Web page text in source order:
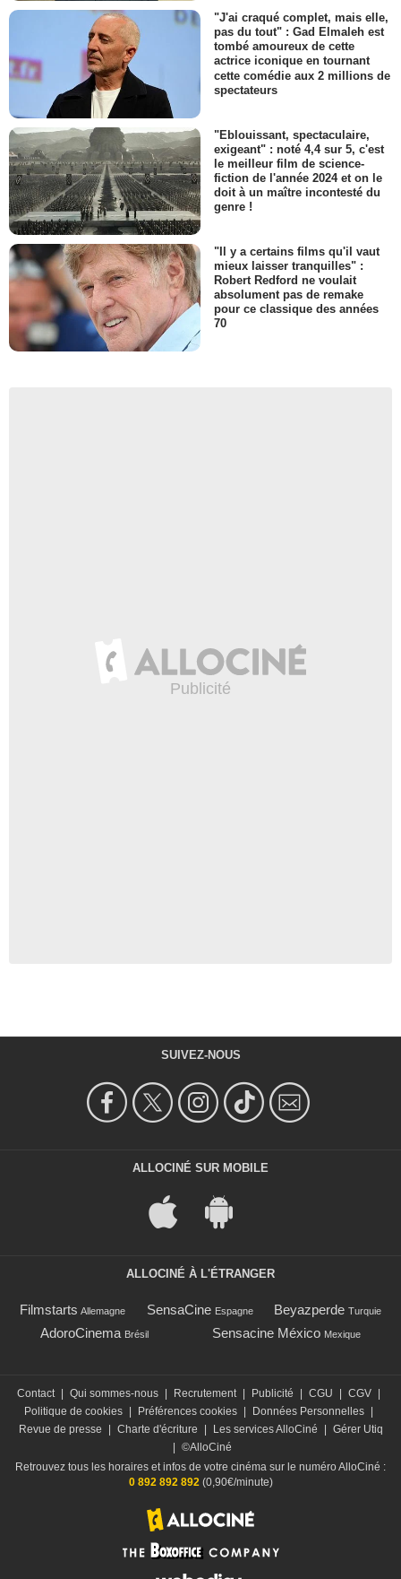
"J'ai craqué complet, mais elle,
pas du tout" : Gad Elmaleh est
tombé amoureux de cette
actrice iconique en tournant
cette comédie aux 2 millions de
spectateurs
"Eblouissant, spectaculaire,
exigeant" : noté 4,4 sur 5, c'est
le meilleur film de science-
fiction de l'année 2024 et on le
doit à un maître incontesté du
genre !
"Il y a certains films qu'il vaut
mieux laisser tranquilles" :
Robert Redford ne voulait
absolument pas de remake
pour ce classique des années
70
SUIVEZ-NOUS
ALLOCINÉ SUR MOBILE
ALLOCINÉ À L'ÉTRANGER
Filmstarts Allemagne SensaCine Espagne Beyazperde Turquie
AdoroCinema Brésil Sensacine México Mexique
Contact Qui sommes-nous Recrutement Publicité CGU CGV
Politique de cookies
Préférences cookies Données Personnelles
Revue de presse
Charte d'écriture Les services AlloCiné
Gérer Utiq
©AlloCiné
Retrouvez tous les horaires et infos de votre cinéma sur le numéro AlloCiné :
0 892 892 892(0,90€/minute)